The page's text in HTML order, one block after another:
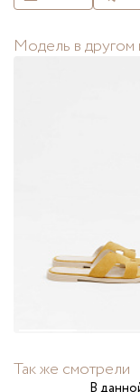
Модель в другом
Так же смотрели
В